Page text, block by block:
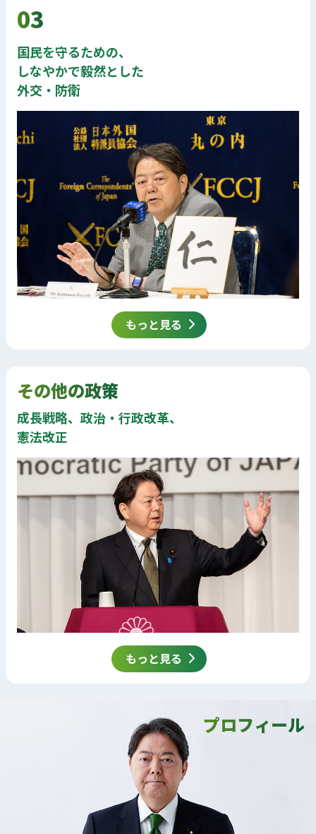
03
国民を守るための、
しなやかで毅然とした
外交・防衛
もっと見る
その他の政策
成長戦略、政治・行政改革、
憲法改正
もっと見る
プロフィール